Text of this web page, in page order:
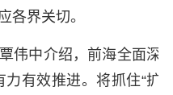
各界关切。
伟中介绍，前海全面深
有效推进。将抓住“扩